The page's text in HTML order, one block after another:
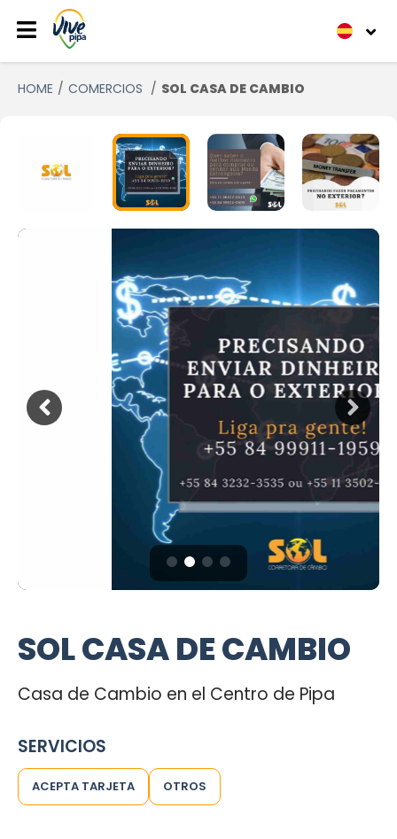
HOME COMERCIOS SOL CASA DE CAMBIO
SOL CASA DE CAMBIO
Casa de Cambio en el Centro de Pipa
SERVICIOS
ACEPTA TARJETA OTROS